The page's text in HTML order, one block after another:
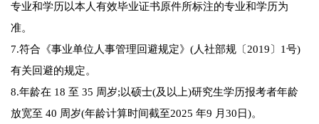
专业和学历以本人有效毕业证书原件所标注的专业和学历为
准。
7.符合《事业单位人事管理回避规定》(人社部规〔2019〕1号)
有关回避的规定。
8.年龄在 18 至 35 周岁;以硕士(及以上)研究生学历报考者年龄
放宽至 40 周岁(年龄计算时间截至2025 年9 月30日)。